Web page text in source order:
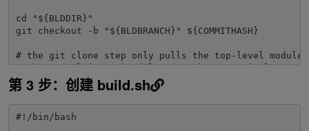
cd "${BLDDIR}"
git checkout -b "${BLDBRANCH}" ${COMMITHASH}
# the git clone step only pulls the top-level module.
# the underlying submodules must be recursively
# init-ed and updated.
git submodule update --init --recursive
第 3 步：创建 build.sh
#!/bin/bash